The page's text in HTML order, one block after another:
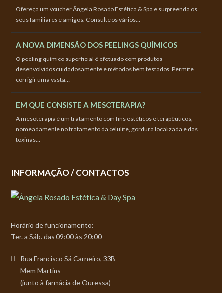
Ofereça um voucher Ângela Rosado Estética & Spa e surpreenda os
seus familiares e amigos. Consulte os vários…
A NOVA DIMENSÃO DOS PEELINGS QUÍMICOS
O peeling químico superficial é efetuado com produtos
desenvolvidos cuidadosamente e métodos bem testados. Permite
corrigir uma vasta…
EM QUE CONSISTE A MESOTERAPIA?
A mesoterapia é um tratamento com fins estéticos e terapêuticos,
nomeadamente no tratamento da celulite, gordura localizada e das
toxinas…
INFORMAÇÃO / CONTACTOS
Horário de funcionamento:
Ter. a Sáb. das 09:00 às 20:00
Rua Francisco Sá Carneiro, 33B
Mem Martins
(junto à farmácia de Ouressa),